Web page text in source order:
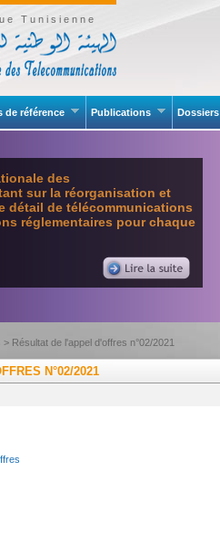
Tunisienne
de référence Publications Dossiers
des
sur la réorganisation et
détail de télécommunications
réglementaires pour chaque
> Résultat de l'appel d'offres n°02/2021
N°02/2021